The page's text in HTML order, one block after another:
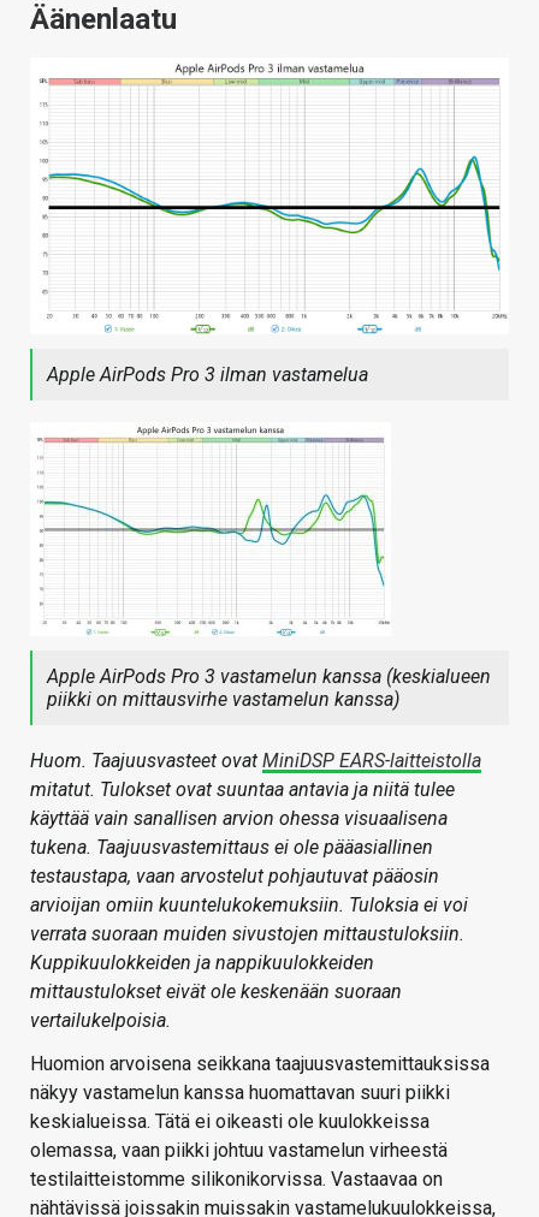
Äänenlaatu
Apple AirPods Pro 3 ilman vastamelua
Apple AirPods Pro 3 vastamelun kanssa (keskialueen
piikki on mittausvirhe vastamelun kanssa)
Huom. Taajuusvasteet ovat MiniDSP EARS-laitteistolla
mitatut. Tulokset ovat suuntaa antavia ja niitä tulee
käyttää vain sanallisen arvion ohessa visuaalisena
tukena. Taajuusvastemittaus ei ole pääasiallinen
testaustapa, vaan arvostelut pohjautuvat pääosin
arvioijan omiin kuuntelukokemuksiin. Tuloksia ei voi
verrata suoraan muiden sivustojen mittaustuloksiin.
Kuppikuulokkeiden ja nappikuulokkeiden
mittaustulokset eivät ole keskenään suoraan
vertailukelpoisia.
Huomion arvoisena seikkana taajuusvastemittauksissa
näkyy vastamelun kanssa huomattavan suuri piikki
keskialueissa. Tätä ei oikeasti ole kuulokkeissa
olemassa, vaan piikki johtuu vastamelun virheestä
testilaitteistomme silikonikorvissa. Vastaavaa on
nähtävissä joissakin muissakin vastamelukuulokkeissa,